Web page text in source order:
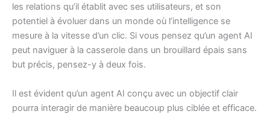
les relations qu’il établit avec ses utilisateurs, et son
potentiel à évoluer dans un monde où l’intelligence se
mesure à la vitesse d’un clic. Si vous pensez qu’un agent AI
peut naviguer à la casserole dans un brouillard épais sans
but précis, pensez-y à deux fois.
Il est évident qu’un agent AI conçu avec un objectif clair
pourra interagir de manière beaucoup plus ciblée et efficace.